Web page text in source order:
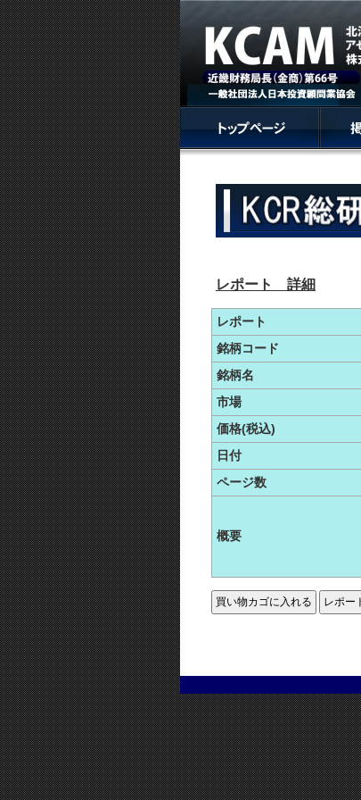
レポート 詳細
レポート
銘柄コード
銘柄名
市場
価格(税込)
日付
ページ数
概要